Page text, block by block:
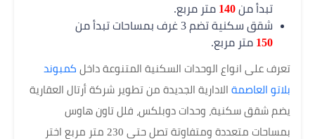
تبدأ من 140 متر مربع.
شقق سكنية تضم 3 غرف بمساحات تبدأ من
150 متر مربع.
تعرف على انواع الوحدات السكنية المتنوعة داخل كمبوند
بلاتو العاصمة الادارية الجديدة من تطوير شركة أرتال العقارية
يضم شقق سكنية، وحدات دوبلكس، فلل تاون هاوس
بمساحات متعددة ومتفاوتة تصل حتى 230 متر مربع اختر